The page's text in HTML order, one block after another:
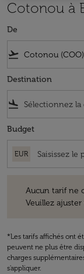
Cotonou à
De
flight_takeoff
Destination
flight_land
Budget
EUR
Aucun tarif ne
Veuillez ajuster
*Les tarifs affichés ont
peuvent ne plus être
charges
s'appliquer.